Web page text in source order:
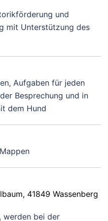
und
mit Unterstützung des
Aufgaben für jeden
Besprechung und in
dem Hund
41849 Wassenberg
werden bei der